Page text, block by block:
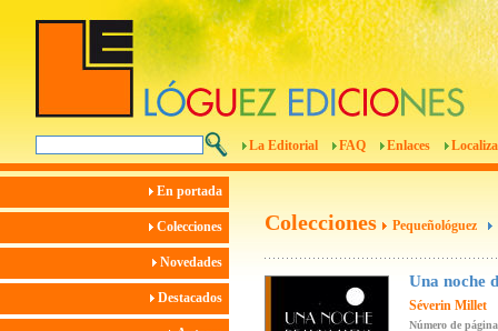
La Editorial FAQ Enlaces
En portada
Colecciones
Novedades
Destacados
Colecciones Pequeñológuez
Una noche
Séverin Millet
Número de